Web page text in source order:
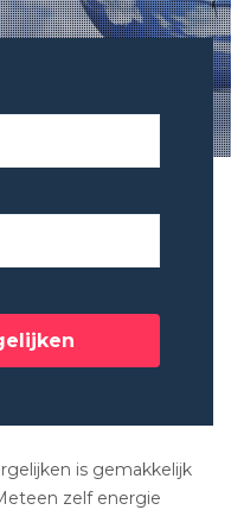
is gemakkelijk
zelf energie